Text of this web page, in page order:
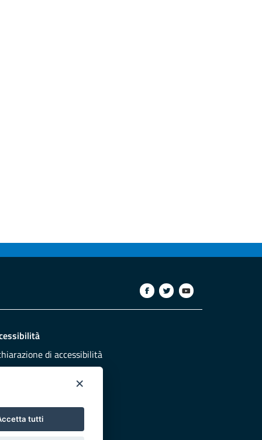
×
tutti
di accessibilità
pubblicazione